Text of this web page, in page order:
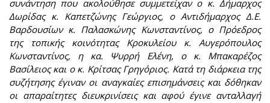
συνάντηση που ακολούθησε συμμετείχαν ο κ. Δήμαρχος
Δωρίδας κ. Καπετζώνης Γεώργιος, ο Αντιδήμαρχος Δ.Ε.
Βαρδουσίων κ. Παλασκώνης Κωνσταντίνος, ο Πρόεδρος
της τοπικής κοινότητας Κροκυλείου
κ. Αυγερόπουλος
Κωνσταντίνος, η κα. Ψυρρή Ελένη, ο κ. Μπακαρέζος
Βασίλειος και ο κ. Κρίτσας Γρηγόριος. Κατά τη διάρκεια της
συζήτησης έγιναν οι αναγκαίες επισημάνσεις και δόθηκαν
οι απαραίτητες διευκρινίσεις και αφού έγινε ανταλλαγή